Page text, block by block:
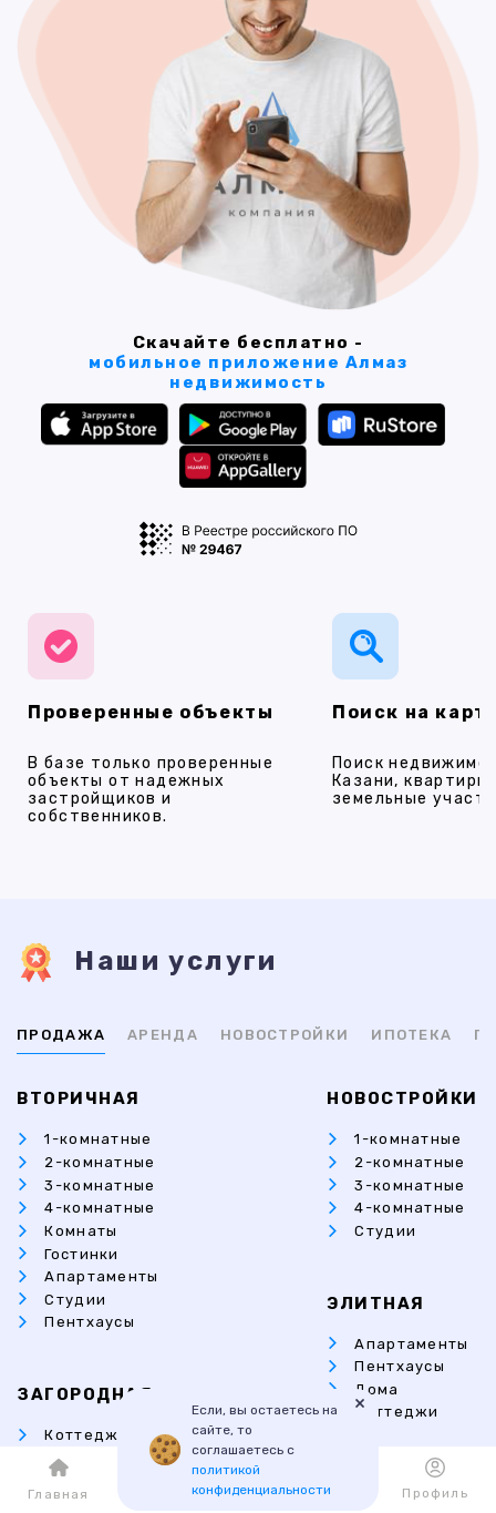
Скачайте бесплатно -
мобильное приложение Алмаз
недвижимость
Проверенные объекты
В базе только проверенные
объекты от надежных
застройщиков и
собственников.
Поиск на
Поиск
Казани,
земельные
Наши услуги
ПРОДАЖА АРЕНДА НОВОСТРОЙКИ ИПОТЕКА
ВТОРИЧНАЯ
1-комнатные
2-комнатные
3-комнатные
4-комнатные
Комнаты
Гостинки
Апартаменты
Студии
Пентхаусы
ЗАГОРОДНАЯ
Коттеджи
Дома
Дачи
Таунхаусы
НОВОСТРОЙКИ
1-комнатные
2-комнатные
3-комнатные
4-комнатные
Студии
ЭЛИТНАЯ
Апартаменты
Пентхаусы
Дома
Коттеджи
Если, вы остаетесь на
сайте, то
соглашаетесь с
политикой
конфиденциальности
×
Главная Каталог Избранное Профиль